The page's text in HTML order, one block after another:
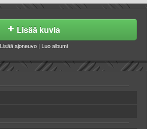
Lisää kuvia
Lisää ajoneuvo | Luo albumi